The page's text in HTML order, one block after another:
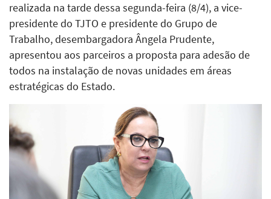
realizada na tarde dessa segunda-feira (8/4), a vice-
presidente do TJTO e presidente do Grupo de
Trabalho, desembargadora Ângela Prudente,
apresentou aos parceiros a proposta para adesão de
todos na instalação de novas unidades em áreas
estratégicas do Estado.